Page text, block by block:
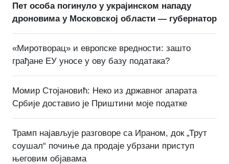
Пет особа погинуло у украјинском нападу
дроновима у Московској области — губернатор
«Миротворац» и европске вредности: зашто
грађане ЕУ уносе у ову базу података?
Момир Стојановић: Неко из државног апарата
Србије доставио је Приштини моје податке
Трамп најављује разговоре са Ираном, док „Трут
соушал“ почиње да продаје убрзани приступ
његовим објавама